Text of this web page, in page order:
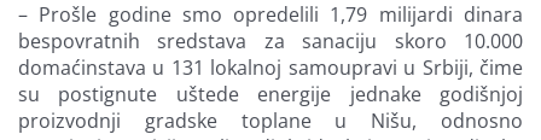
– Prošle godine smo opredelili 1,79 milijardi dinara
bespovratnih sredstava za sanaciju skoro 10.000
domaćinstava u 131 lokalnoj samoupravi u Srbiji, čime
su postignute uštede energije jednake godišnjoj
proizvodnji gradske toplane u Nišu, odnosno